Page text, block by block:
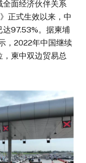
全面经济伙伴关系
正式生效以来，中
达97.53%。据柬埔
，2022年中国继续
柬中双边贸易总